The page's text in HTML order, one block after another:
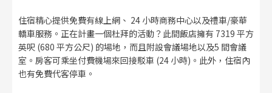
住宿精心提供免費有線上網、 24 小時商務中心以及禮車/豪華
轎車服務。正在計畫一個杜拜的活動？此間飯店擁有 7319 平方
英呎 (680 平方公尺) 的場地，而且附設會議場地以及5 間會議
室。房客可乘坐付費機場來回接駁車 (24 小時)。此外，住宿內
也有免費代客停車。